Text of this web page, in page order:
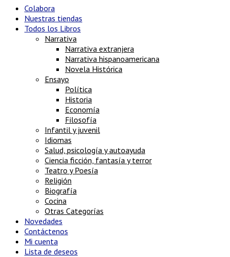
Colabora
Nuestras tiendas
Todos los Libros
Narrativa
Narrativa extranjera
Narrativa hispanoamericana
Novela Histórica
Ensayo
Política
Historia
Economía
Filosofía
Infantil y juvenil
Idiomas
Salud, psicología y autoayuda
Ciencia ficción, fantasía y terror
Teatro y Poesía
Religión
Biografía
Cocina
Otras Categorías
Novedades
Contáctenos
Mi cuenta
Lista de deseos